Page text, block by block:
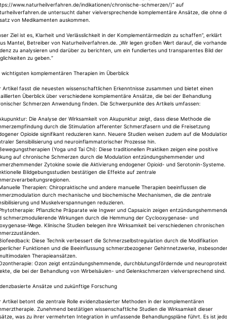
www.naturheilverfahren.de/indikationen/chronische-schmerzen/)“ auf
untersucht daher vielversprechende komplementäre Ansätze, die ohne
von Medikamenten auskommen.
Ziel ist es, Klarheit und Verlässlichkeit in der Komplementärmedizin zu schaffen“, erklärt
Mantel, Betreiber von Naturheilverfahren.de. „Wir legen großen Wert darauf, die
zu analysieren und darüber zu berichten, um ein fundiertes und transparentes Bild der
zu geben.“
wichtigsten komplementären Therapien im Überblick
Artikel fasst die neuesten wissenschaftlichen Erkenntnisse zusammen und bietet einen
Überblick über verschiedene komplementäre Ansätze, die bei der Behandlung
Schmerzen Anwendung finden. Die Schwerpunkte des Artikels umfassen:
Die Analyse der Wirksamkeit von Akupunktur zeigt, dass diese Methode die
durch die Stimulation afferenter Schmerzfasern und die Freisetzung
Opioide signifikant reduzieren kann. Neuere Studien weisen zudem auf die
Sensibilisierung und neuroinflammatorischer Prozesse hin.
(Yoga und Tai Chi): Diese traditionellen Praktiken zeigen eine positive
auf chronische Schmerzen durch die Modulation entzündungshemmender und
Zytokine sowie die Aktivierung endogener Opioid- und Serotonin-Systeme.
Bildgebungsstudien bestätigen die Effekte auf zentrale
Therapien: Chiropraktische und andere manuelle Therapien beeinflussen die
durch mechanische und biochemische Mechanismen, die die zentrale
und Muskelverspannungen reduzieren.
Pflanzliche Präparate wie Ingwer und Capsaicin zeigen
schmerzmodulierende Wirkungen durch die Hemmung der Cyclooxygenase- und
Wege. Klinische Studien belegen ihre Wirksamkeit bei verschiedenen chronischen
Diese Technik verbessert die Schmerzselbstregulation durch die Modifikation
Funktionen und die Beeinflussung schmerzbezogener Gehirnnetzwerke,
Therapieansätzen.
Ozon zeigt entzündungshemmende, durchblutungsfördernde und
die bei der Behandlung von Wirbelsäulen- und Gelenkschmerzen vielversprechend sind.
Ansätze und zukünftige Forschung
Artikel betont die zentrale Rolle evidenzbasierter Methoden in der komplementären
Zunehmend bestätigen wissenschaftliche Studien die Wirksamkeit dieser
was zu ihrer vermehrten Integration in umfassende Behandlungspläne führt. Es ist